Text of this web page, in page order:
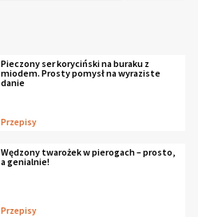
Pieczony ser koryciński na buraku z
miodem. Prosty pomysł na wyraziste
danie
Przepisy
Wędzony twarożek w pierogach – prosto,
a genialnie!
Przepisy